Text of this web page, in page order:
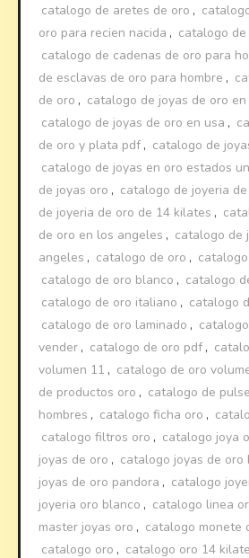
catalogo de aretes de oro ,
oro para recien nacida , catalogo
catalogo de cadenas de oro para
de esclavas de oro para hombre ,
de oro , catalogo de joyas de oro
catalogo de joyas de oro en usa ,
de oro y plata pdf , catalogo de
catalogo de joyas en oro estados
de joyas oro , catalogo de joyeria
de joyeria de oro de 14 kilates ,
de oro en los angeles , catalogo de
angeles , catalogo de oro ,
catalogo de oro blanco , catalogo
catalogo de oro italiano , catalogo
catalogo de oro laminado ,
vender , catalogo de oro pdf ,
volumen 11 , catalogo de oro
de productos oro , catalogo de
hombres , catalogo ficha oro ,
catalogo filtros oro , catalogo joya
joyas de oro , catalogo joyas de oro
joyas de oro pandora , catalogo
joyeria oro blanco , catalogo linea
master joyas oro , catalogo monete
catalogo oro , catalogo oro 14